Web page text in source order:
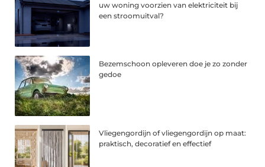
uw woning voorzien van elektriciteit bij
een stroomuitval?
Bezemschoon opleveren doe je zo zonder
gedoe
Vliegengordijn of vliegengordijn op maat:
praktisch, decoratief en effectief